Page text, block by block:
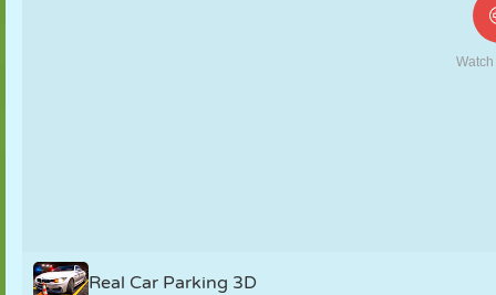
Real Car Parking 3D